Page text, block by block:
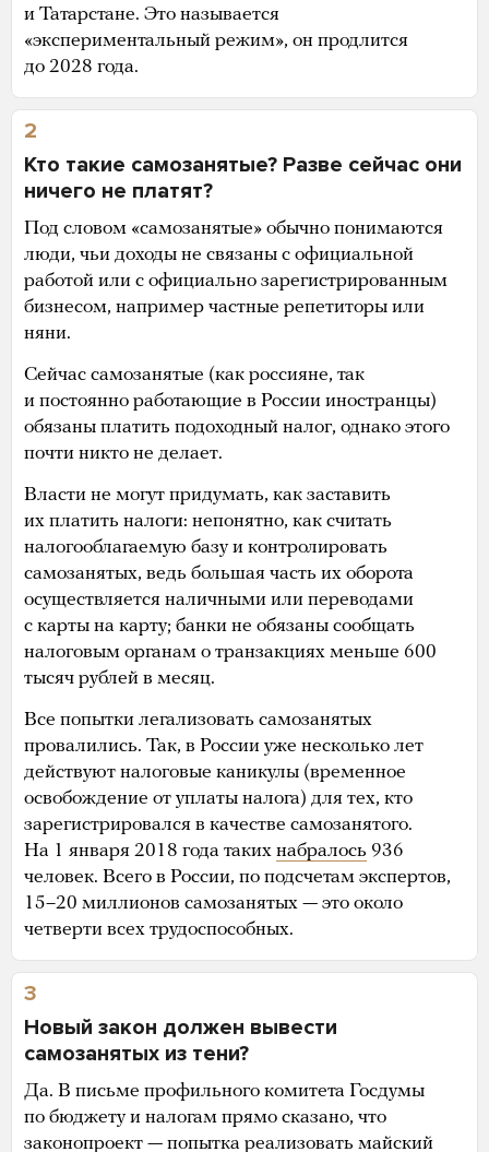
и Татарстане. Это называется
«экспериментальный режим», он продлится
до 2028 года.
2
Кто такие самозанятые? Разве сейчас они
ничего не платят?
Под словом «самозанятые» обычно понимаются
люди, чьи доходы не связаны с официальной
работой или с официально зарегистрированным
бизнесом, например частные репетиторы или
няни.
Сейчас самозанятые (как россияне, так
и постоянно работающие в России иностранцы)
обязаны платить подоходный налог, однако этого
почти никто не делает.
Власти не могут придумать, как заставить
их платить налоги: непонятно, как считать
налогооблагаемую базу и контролировать
самозанятых, ведь большая часть их оборота
осуществляется наличными или переводами
с карты на карту; банки не обязаны сообщать
налоговым органам о транзакциях меньше 600
тысяч рублей в месяц.
Все попытки легализовать самозанятых
провалились. Так, в России уже несколько лет
действуют налоговые каникулы (временное
освобождение от уплаты налога) для тех, кто
зарегистрировался в качестве самозанятого.
На 1 января 2018 года таких набралось 936
человек. Всего в России, по подсчетам экспертов,
15–20 миллионов самозанятых — это около
четверти всех трудоспособных.
3
Новый закон должен вывести
самозанятых из тени?
Да. В письме профильного комитета Госдумы
по бюджету и налогам прямо сказано, что
законопроект — попытка реализовать майский